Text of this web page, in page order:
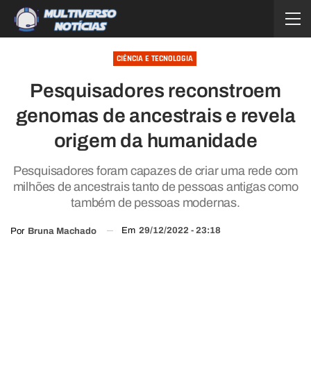
CIÊNCIA E TECNOLOGIA
Pesquisadores reconstroem
genomas de ancestrais e revela
origem da humanidade
Pesquisadores foram capazes de criar uma rede com
milhões de ancestrais tanto de pessoas antigas como
também de pessoas modernas.
Por Bruna Machado Em 29/12/2022 - 23:18